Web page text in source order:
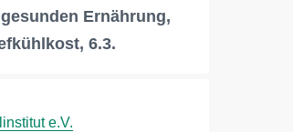
Ernährung,
6.3.
e.V.